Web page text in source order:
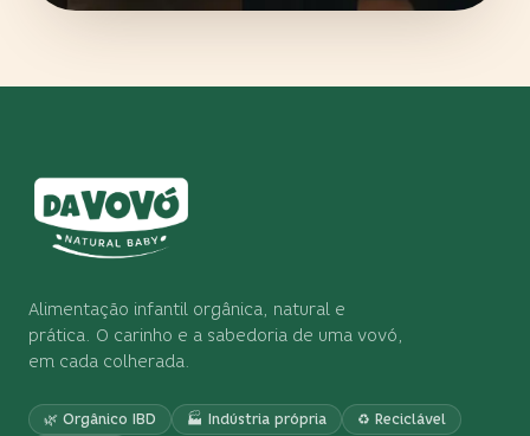
Alimentação infantil orgânica, natural e
prática. O carinho e a sabedoria de uma vovó,
em cada colherada.
🌿 Orgânico IBD 🏭 Indústria própria
♻️ Reciclável